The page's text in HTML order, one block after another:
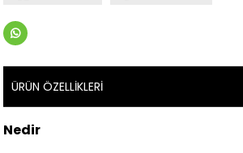
ÜRÜN ÖZELLIKLERI
Nedir